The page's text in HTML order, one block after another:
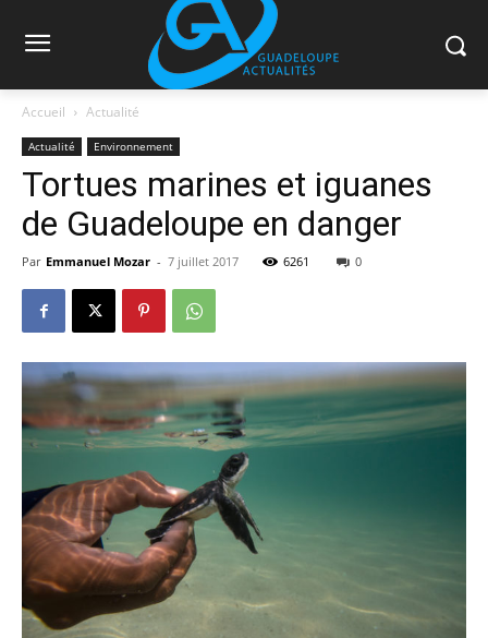
Accueil Actualité
Actualité Environnement
Tortues marines et iguanes
de Guadeloupe en danger
Par Emmanuel Mozar - 7 juillet 2017 6261 0